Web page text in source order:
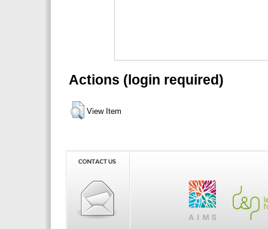
Actions (login required)
View Item